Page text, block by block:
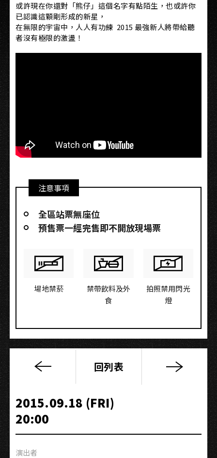
或許現在你還對「熊仔」這個名字有點陌生，也或許你
已認識這顆剛形成的新星，
在無限的宇宙中，人人有功練 2015 最強新人將帶給聽
者沒有極限的激盪！
注意事項
全區站票無座位
預售票一經完售即不開放現場票
場地禁菸
禁帶飲料及外
食
拍照禁用閃光
燈
大
樂
隊
X
光
回列表
2015.09.18 (FRI)
20:00
演出者